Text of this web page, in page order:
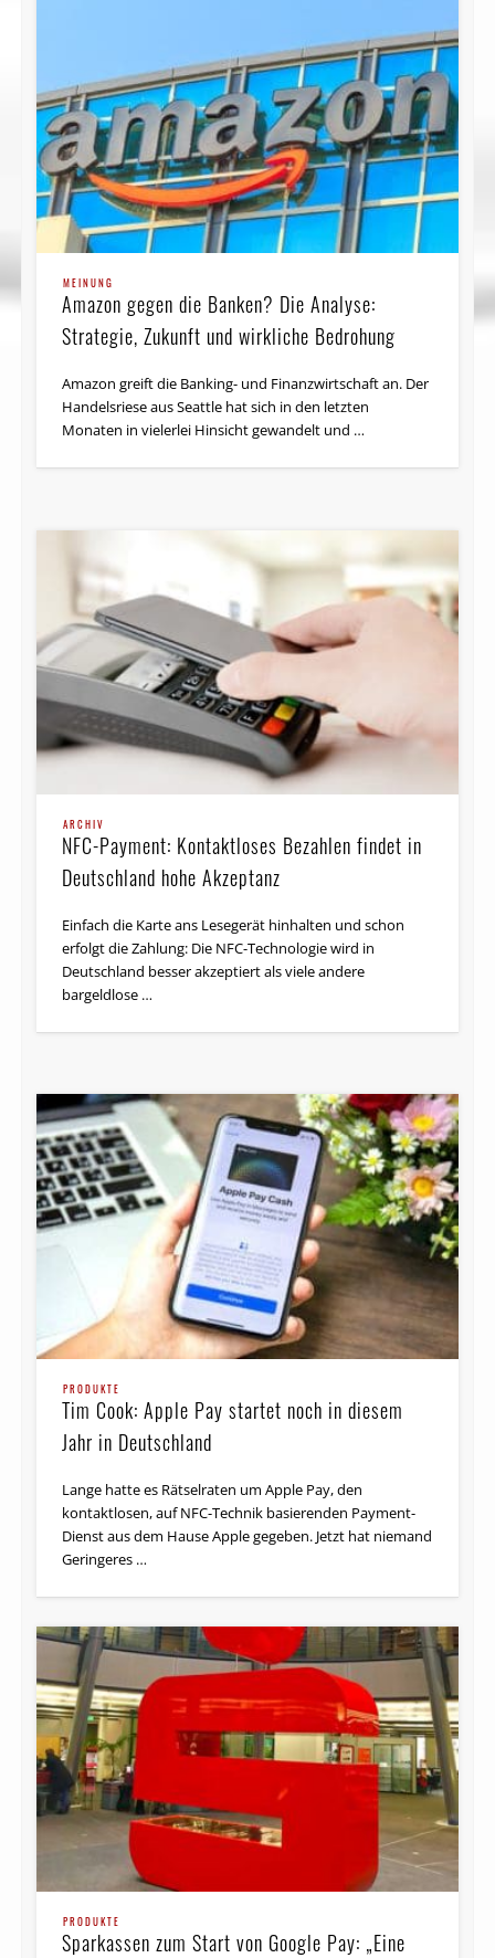
MEINUNG
Amazon gegen die Banken? Die Analyse:
Strategie, Zukunft und wirkliche Bedrohung
Amazon greift die Banking- und Finanzwirtschaft an. Der
Handels­riese aus Seattle hat sich in den letzten
Monaten in vielerlei Hinsicht gewandelt und …
ARCHIV
NFC-Payment: Kontaktloses Bezahlen findet in
Deutschland hohe Akzeptanz
Einfach die Karte ans Lesegerät hinhalten und schon
erfolgt die Zahlung: Die NFC-Technologie wird in
Deutschland besser akzeptiert als viele andere
bargeldlose …
PRODUKTE
Tim Cook: Apple Pay startet noch in diesem
Jahr in Deutschland
Lange hatte es Rätselraten um Apple Pay, den
kontaktlosen, auf NFC-Technik basierenden Payment-
Dienst aus dem Hause Apple gegeben. Jetzt hat niemand
Geringeres …
PRODUKTE
Sparkassen zum Start von Google Pay: „Eine